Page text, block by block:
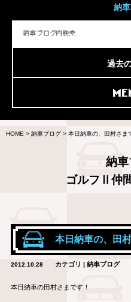
納
過去
HOME > 納車ブログ > 本日納車の、田村さま
納車
ゴルフⅡ仲
本日納車の、田
2012.10.28 カテゴリ | 納車ブログ
本日納車の田村さまです！